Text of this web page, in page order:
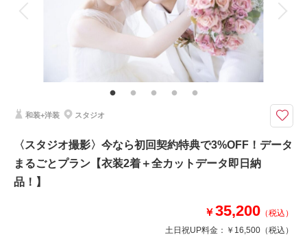
家族用衣装レンタル ペットと撮影
その他含むもの
移動費・アテンド・アートブーケレンタル・Yシャツレンタル・シューズレ
『CLESTA(A6サイズ)』プレゼント中！運河沿いの建物が並ぶノスタルジッ
クな景色。昔ながらの石造倉庫や歩道がロマンチック
K〉
✔︎追加料金なし！和洋のチョイス自由な衣装1着
✔︎撮影データ色味補正付き！
和装+洋装 スタジオ
〈スタジオ撮影〉今なら初回契約特典で3%OFF！データ
まるごとプラン【衣装2着＋全カットデータ即日納
品！】
￥35,200 （税込）
土日祝UP料金： ￥16,500 （税込）